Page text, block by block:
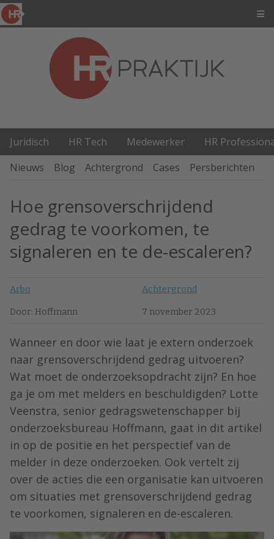
Juridisch HR Tech Medewerker
HR
Nieuws
Blog Achtergrond Cases Persberichten
Hoe grensoverschrijdend
gedrag te voorkomen, te
signaleren en te de-escaleren?
Arbo Achtergrond
Door: Hoffmann 7 november 2023
Wanneer en door wie laat je extern onderzoek
naar grensoverschrijdend gedrag uitvoeren?
Wat moet de onderzoeksopdracht zijn? En hoe
ga je om met melders en beschuldigden? Lotte
Veenstra, senior gedragswetenschapper bij
onderzoeksbureau Hoffmann, gaat in dit artikel
in op de positie en het perspectief van de
melder in deze onderzoeken. Ook vertelt zij
over de acties die een organisatie kan uitvoeren
om situaties met grensoverschrijdend gedrag
te voorkomen, signaleren en de-escaleren.